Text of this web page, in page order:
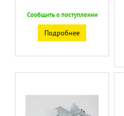
Сообщить о поступлении
Подробнее